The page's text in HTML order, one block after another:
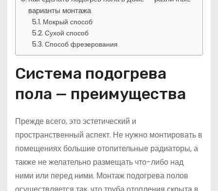
варианты монтажа
Мокрый способ
Сухой способ
Способ фрезерования
Система подогрева
пола — преимущества
Прежде всего, это эстетический и
пространственный аспект. Не нужно монтировать в
помещениях большие отопительные радиаторы, а
также не желательно размещать что-либо над
ними или перед ними. Монтаж подогрева полов